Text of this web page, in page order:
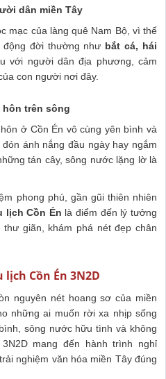
dân miền Tây
mạc của làng quê Nam Bộ, vì thế
đời thường như bắt cá, hái
với người dân địa phương, cảm
con người nơi đây.
hôn trên sông
ở Cồn Én vô cùng yên bình và
ánh nắng đầu ngày hay ngắm
tán cây, sông nước lặng lờ là
phong phú, gần gũi thiên nhiên
lịch Cồn Én là điểm đến lý tưởng
giãn, khám phá nét đẹp chân
Cồn Én 3N2D
nguyên nét hoang sơ của miền
những ai muốn rời xa nhịp sống
sông nước hữu tình và không
mang đến hành trình nghỉ
nghiệm văn hóa miền Tây đúng